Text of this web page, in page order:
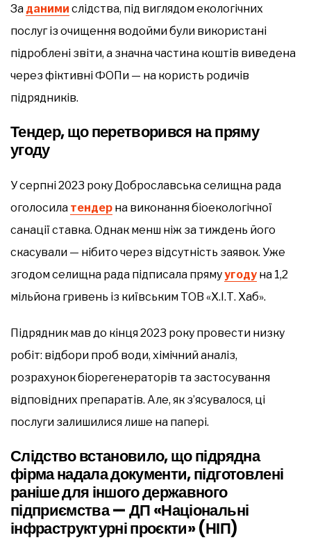
За даними слідства, під виглядом екологічних
послуг із очищення водойми були використані
підроблені звіти, а значна частина коштів виведена
через фіктивні ФОПи — на користь родичів
підрядників.
Тендер, що перетворився на пряму
угоду
У серпні 2023 року Доброславська селищна рада
оголосила тендер на виконання біоекологічної
санації ставка. Однак менш ніж за тиждень його
скасували — нібито через відсутність заявок. Уже
згодом селищна рада підписала прямуугоду на 1,2
мільйона гривень із київським ТОВ «Х.І.Т. Хаб».
Підрядник мав до кінця 2023 року провести низку
робіт: відбори проб води, хімічний аналіз,
розрахунок біорегенераторів та застосування
відповідних препаратів. Але, як з’ясувалося, ці
послуги залишилися лише на папері.
Слідство встановило, що підрядна
фірма надала документи, підготовлені
раніше для іншого державного
підприємства — ДП «Національні
інфраструктурні проєкти» (НІП)